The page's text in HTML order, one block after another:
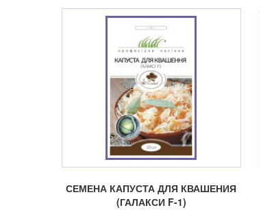
СЕМЕНА КАПУСТА ДЛЯ КВАШЕНИЯ
(ГАЛАКСИ F-1)